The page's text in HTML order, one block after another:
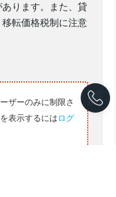
ります。また、貸
転価格税制に注意
ザーのみに制限さ
表示するにはログ